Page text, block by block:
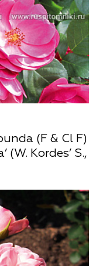
(F & Cl F)
(W. Kordes’ S.,